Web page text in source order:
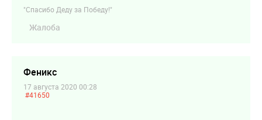
"Спасибо Деду за Победу!"
Жалоба
Феникс
17 августа 2020 00:28
#41650